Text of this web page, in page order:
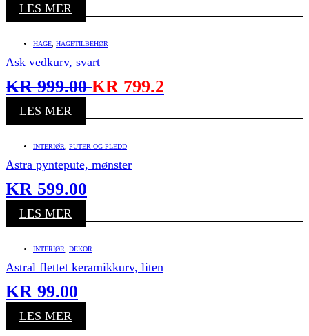
LES MER
HAGE HAGETILBEHØR
Ask vedkurv, svart
KR999.00KR 799.2
LES MER
INTERIØR PUTER OG PLEDD
Astra pyntepute, mønster
KR 599.00
LES MER
INTERIØR DEKOR
Astral flettet keramikkurv, liten
KR 99.00
LES MER